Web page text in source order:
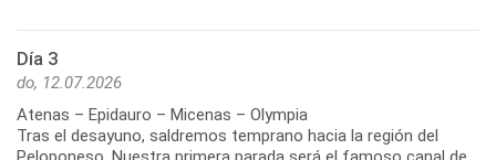
Día 3
do, 12.07.2026
Atenas – Epidauro – Micenas – Olympia
Tras el desayuno, saldremos temprano hacia la región del